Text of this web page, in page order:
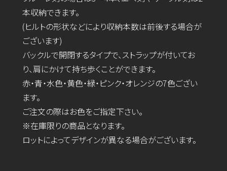
本収納できます。
(ヒルトの形状などにより収納本数は前後する場合が
ございます)
バックルで開閉するタイプで、ストラップが付いてお
り、肩にかけて持ち歩くことができます。
赤・青・水色・黄色・緑・ピンク・オレンジの7色ござい
ます。
ご注文の際はお色をご指定下さい。
※在庫限りの商品となります。
ロットによってデザインが異なる場合がございます。